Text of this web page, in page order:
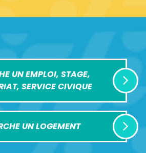
UN EMPLOI, STAGE,
SERVICE CIVIQUE
UN LOGEMENT